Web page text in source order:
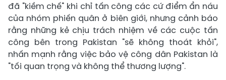
đã "kiềm chế" khi chỉ tấn công các cứ điểm ẩn náu
của nhóm phiến quân ở biên giới, nhưng cảnh báo
rằng những kẻ chịu trách nhiệm về các cuộc tấn
công bên trong Pakistan "sẽ không thoát khỏi",
nhấn mạnh rằng việc bảo vệ công dân Pakistan là
"tối quan trọng và không thể thương lượng".